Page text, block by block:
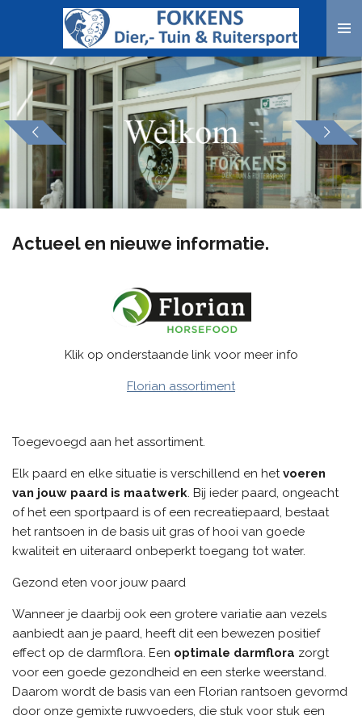
naar
de
hoofdinhoud
Actueel en nieuwe informatie.
Klik op onderstaande link voor meer info
Florian assortiment
Toegevoegd aan het assortiment.
Elk paard en elke situatie is verschillend en het voeren
van jouw paard is maatwerk. Bij ieder paard, ongeacht
of het een sportpaard is of een recreatiepaard, bestaat
het rantsoen in de basis uit gras of hooi van goede
kwaliteit en uiteraard onbeperkt toegang tot water.
Gezond eten voor jouw paard
Wanneer je daarbij ook een grotere variatie aan vezels
aanbiedt aan je paard, heeft dit een bewezen positief
effect op de darmflora. Een optimale darmflora zorgt
voor een goede gezondheid en een sterke weerstand.
Daarom wordt de basis van een Florian rantsoen gevormd
door onze gemixte ruwvoeders, die stuk voor stuk een